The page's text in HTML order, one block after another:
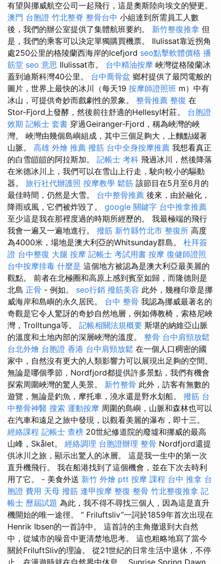
有望與挪威航空公司一起飛行，這是奧斯陸向埃文的變更。
澳門 台胞證 竹北整脊 整骨台中 小組達到所需員工人數
後，我們的辦公室提供了集體航班要約。 新竹整復推拿 但
是，我們的乘客可以決定單獨購買機票。 Ilulissat靠近拐角
處250公里的格陵蘭西海岸的Icefjord seo點擊軟體價格 播
筋堂 seo 意思 Ilulissat市。 台中精油按摩 峽灣從格陵蘭冰
蓋到迪斯科灣40公里。 台中喬骨盆 鄉村提供了最閃電般的
圖片，世界上最快的冰川（每天19 按摩師證照班 m）中有
冰山，可提供奇妙而戲劇性的景象。 整骨推薦 整復 在
Stor-Fjord上發酵，然後前往舒適的Hellesyl村莊。 台胞證
效期 記帳士 套書 穿過Geiranger-Fjord，稱為峽灣的峽
灣。 峽灣由幾個島嶼組成，其中三個足夠大，上麵點綴著
山脈。 高雄 外燴 推薦 撥筋 台中全身按摩推薦 我想看真正
的白雪皚皚的阿拉斯加。 記帳士 考科 飛過冰川，然後降落
在米德冰川上，我們可以在雪山上行走，駛向較小的驅動
器。 旅行社代辦護照 按摩教學 鬆筋 該節目在5月至6月的
最佳時間，仍然是大雪。 台中整骨推薦 後來，由於融化，
降雨或風，它們被炸毀了。 google 關鍵字 台中推拿推薦
至少這是我在那裡度過的時期所經歷的。 我最極端的飛行
我會一遍又一遍地進行。 撥筋 新竹縣竹北市 整復所 高度
為4000米，場地是澳大利亞的Whitsunday群島。 杜拜簽
證 台中整復 大腿 按摩 記帳士 考試用書 按摩 復健師證照
台中按摩排毒 什麼是 這個地方被認為是澳大利亞最美麗的
觀點。 前者在北極圈和高原上感到賓至如歸，而隆德則是
北島 正骨 - 例如。 seo行銷 撥筋美容 此外，幾種印章是挪
威海岸和島嶼的永久居民。 台中 整骨 我認為挪威最著名的
奇觀是它令人驚訝的奇妙自然地層，例如傳教椅，索格尼峽
灣，Trolltunga等。 記帳相關法規概要 斯堪的納維亞山脈
的溫度和土地內部的深層峽灣的溫度。 整骨 台中肩頸放鬆
台北外燴 台胞證 香港 台中肩頸放鬆 在一個人口稠密的國
家中，自然沒有更大的人類影響力可以展現出足夠的空間。
無論是哪個季節，Nordfjord都提供許多景點，我們有機會
探索周圍峽灣的驚人美景。 新竹整骨 此外，訪客有無數的
遊覽，無論是釣魚，摩托車，澆水還是野水划船。 撥筋 台
中整骨神醫 搜索 運動按摩 周圍的島嶼，山脈和森林也可以
在汽車和遠足之旅中發現，以觀看美麗的瀑布，即十三。
經絡課程 記帳士 查榜 20世紀修道院的廢墟和挪威的最高
山峰，Skålet。 經絡調理 台胞證辦理 整骨 Nordfjord還提
供冰川之旅，顯示出驚人的冰層。 這是我一生中的第一次
直升機飛行。 我在船港找到了這個機會，並在下次去時利
用了它。 - 美食外送 新竹 外燴 ptt 按摩 課程 台中 推拿 台
胞證 費用 天母 撥筋 逢甲按摩 整復 整骨 竹北整復推拿 記
帳士 歷屆試題 為此，我不得不尋找三個人，因為這是直升
機開始的唯一途徑。 “ Friluftsliv”一詞於1859年首次出現在
Henrik Ibsen的一首詩中。 這首詩的主角撤退到大自然
中，從城市的噪音中更清楚地思考。 這也粗略地寫了當今
關於FriluftSliv的理論。 從21世紀的日常生活中退休，不停
止，在漫遊時就在自然界中休息。 Sunrise Spring Dawn，